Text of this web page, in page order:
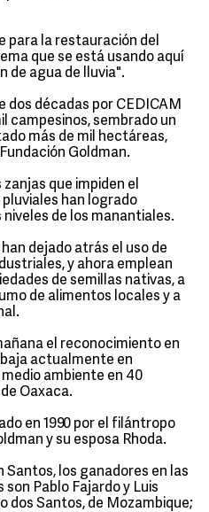
para la restauración del
que se está usando aquí
de agua de lluvia".
décadas por CEDICAM
campesinos, sembrado un
más de mil hectáreas,
Goldman.
que impiden el
han logrado
niveles de los manantiales.
dejado atrás el uso de
y ahora emplean
de semillas nativas, a
de alimentos locales y a
el reconocimiento en
actualmente en
ambiente en 40
Oaxaca.
en 1990 por el filántropo
y su esposa Rhoda.
Santos, los ganadores en las
Pablo Fajardo y Luis
dos Santos, de Mozambique;